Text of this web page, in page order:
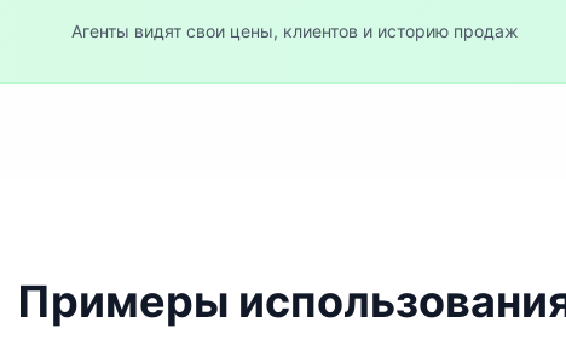
Агенты видят свои цены, клиентов и историю продаж
Примеры